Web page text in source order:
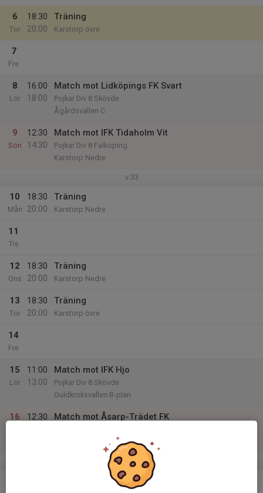
6
Tor
18:30
20:00
Träning
Karstorp övre
7
Fre
8
Lör
16:00
18:00
Match mot Lidköpings FK Svart
Pojkar Div 8 Skövde
Ågårdsvallen C
9
Sön
12:30
14:30
Match mot IFK Tidaholm Vit
Pojkar Div 8 Falköping
Karstorp Nedre
v.33
10
Mån
18:30
20:00
Träning
Karstorp Nedre
11
Tis
12
Ons
18:30
20:00
Träning
Karstorp Nedre
13
Tor
18:30
20:00
Träning
Karstorp övre
14
Fre
15
Lör
11:00
13:00
Match mot IFK Hjo
Pojkar Div 8 Skövde
Guldkroksvallen B-plan
16
12:30
Match mot Åsarp-Trädet FK
v.34